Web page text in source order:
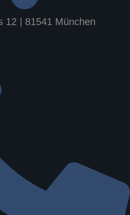
12 | 81541 München